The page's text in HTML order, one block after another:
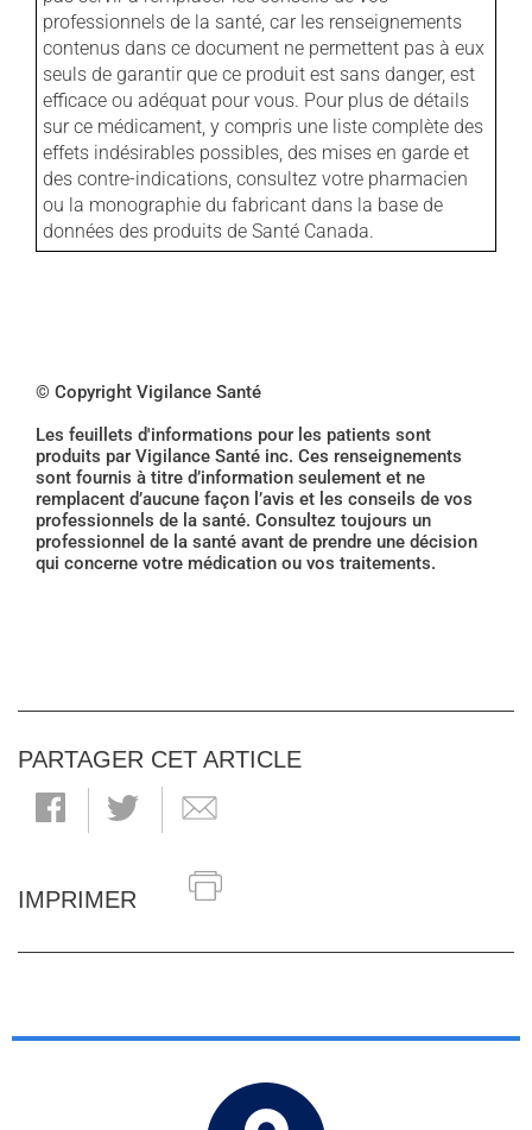
professionnels de la santé, car les renseignements
contenus dans ce document ne permettent pas à eux
seuls de garantir que ce produit est sans danger, est
efficace ou adéquat pour vous. Pour plus de détails
sur ce médicament, y compris une liste complète des
effets indésirables possibles, des mises en garde et
des contre-indications, consultez votre pharmacien
ou la monographie du fabricant dans la base de
données des produits de Santé Canada.
© Copyright Vigilance Santé
Les feuillets d'informations pour les patients sont
produits par Vigilance Santé inc. Ces renseignements
sont fournis à titre d’information seulement et ne
remplacent d’aucune façon l’avis et les conseils de vos
professionnels de la santé. Consultez toujours un
professionnel de la santé avant de prendre une décision
qui concerne votre médication ou vos traitements.
PARTAGER CET ARTICLE
IMPRIMER